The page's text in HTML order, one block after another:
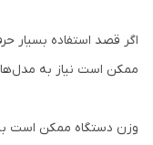
اگر قصد استفاده بسیار
ممکن است نیاز به
وزن دستگاه ممکن است